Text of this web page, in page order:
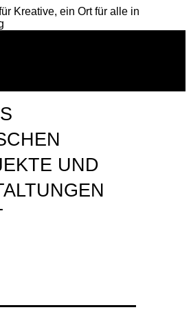
Kreative, ein Ort für alle in
UND